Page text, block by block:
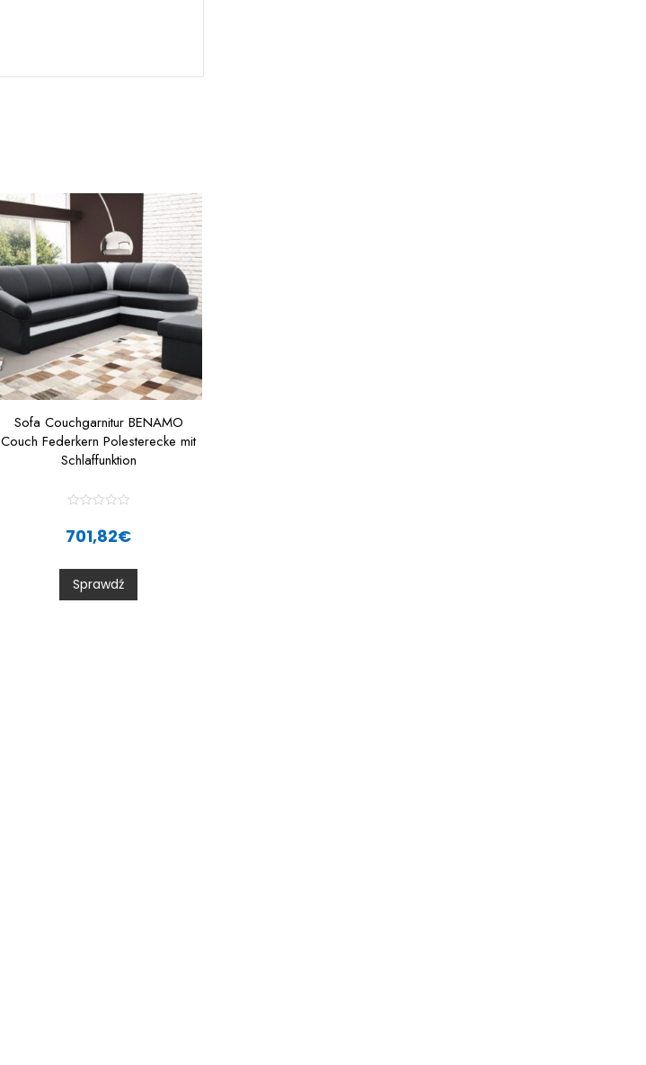
Sofa Couchgarnitur BENAMO
Couch Federkern Polesterecke mit
Schlaffunktion
t
0
o
u
t
701,82€
Sprawdź